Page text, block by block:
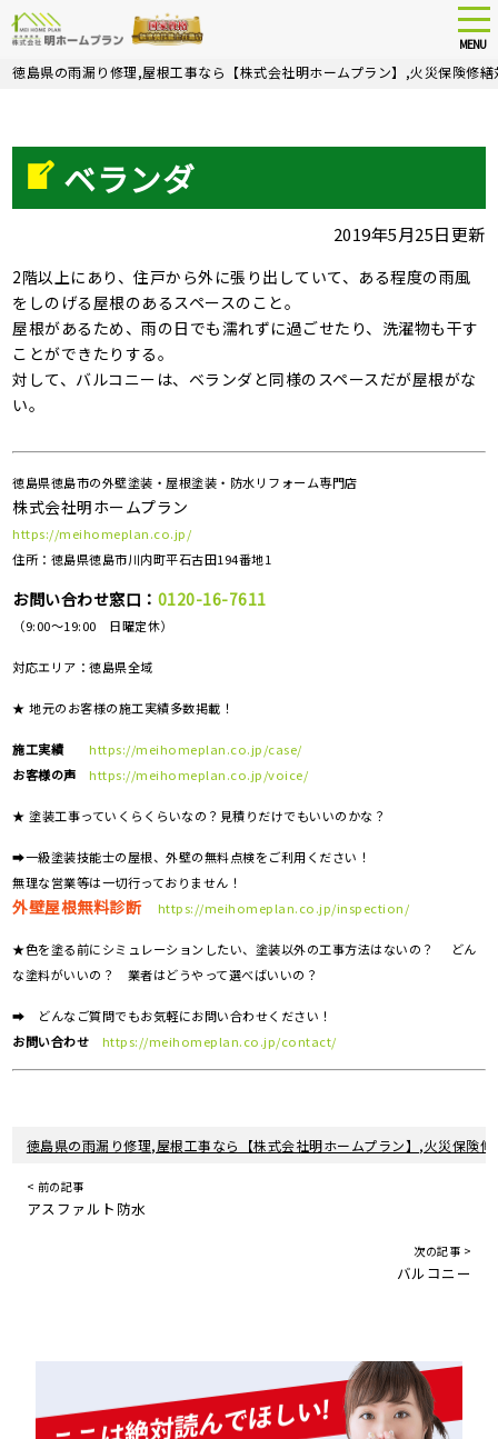
Skip
MENU
徳島県の雨漏り修理,屋根工事なら【株式会社明ホームプラン】,火災保険修繕
ベランダ
2019年5月25日更新
2階以上にあり、住戸から外に張り出していて、ある程度の雨風
をしのげる屋根のあるスペースのこと。
屋根があるため、雨の日でも濡れずに過ごせたり、洗濯物も干す
ことができたりする。
対して、バルコニーは、ベランダと同様のスペースだが屋根がな
い。
徳島県徳島市の外壁塗装・屋根塗装・防水リフォーム専門店
株式会社明ホームプラン
https://meihomeplan.co.jp/
住所：徳島県徳島市川内町平石古田194番地1
お問い合わせ窓口： 0120-16-7611
（9:00～19:00 日曜定休）
対応エリア：徳島県全域
★ 地元のお客様の施工実績多数掲載！
施工実績
https://meihomeplan.co.jp/case/
お客様の声
https://meihomeplan.co.jp/voice/
★ 塗装工事っていくらくらいなの？見積りだけでもいいのかな？
➡一級塗装技能士の屋根、外壁の無料点検をご利用ください！
無理な営業等は一切行っておりません！
外壁屋根無料診断 https://meihomeplan.co.jp/inspection/
★色を塗る前にシミュレーションしたい、塗装以外の工事方法はないの？ どん
な塗料がいいの？ 業者はどうやって選べばいいの？
➡ どんなご質問でもお気軽にお問い合わせください！
お問い合わせ
https://meihomeplan.co.jp/contact/
徳島県の雨漏り修理,屋根工事なら【株式会社明ホームプラン】,火災保険修
< 前の記事
アスファルト防水
次の記事 >
バルコニー